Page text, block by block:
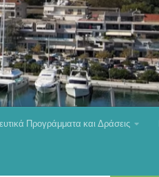
Προγράμματα και Δράσεις